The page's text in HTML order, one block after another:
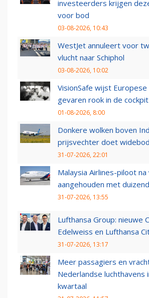
investeerders krijgen
voor bod
03-08-2026, 10:43
WestJet annuleert voor
vlucht naar Schiphol
03-08-2026, 10:02
VisionSafe wijst Europese
gevaren rook in de cockpit
01-08-2026, 8:00
Donkere wolken boven
prijsvechter doet
31-07-2026, 22:01
Malaysia Airlines-piloot na
aangehouden met
31-07-2026, 13:55
Lufthansa Group: nieuwe
Edelweiss en Lufthansa
31-07-2026, 13:17
Meer passagiers en
Nederlandse luchthavens
kwartaal